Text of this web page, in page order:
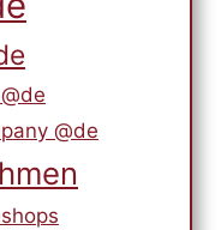
@de